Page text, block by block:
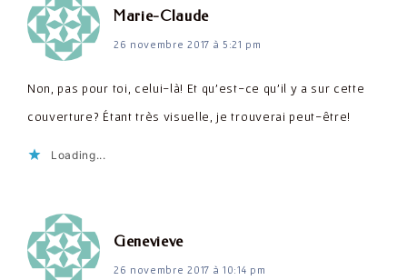
Marie-Claudedit :
26 novembre 2017 à 5:21 pm
Non, pas pour toi, celui-là! Et qu'est-ce qu'il y a sur cette
couverture? Étant très visuelle, je trouverai peut-être!
Loading...
Genevievedit :
26 novembre 2017 à 10:14 pm